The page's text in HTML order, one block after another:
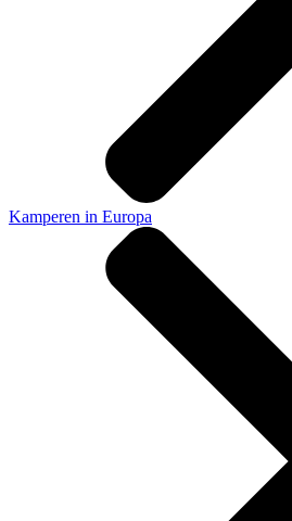
Kamperen in Europa